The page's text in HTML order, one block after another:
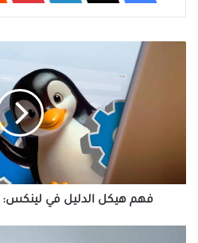
فهم هيكل الدليل في لينكس: